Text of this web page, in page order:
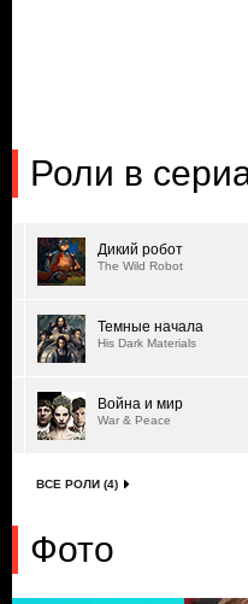
Роли в
Дикий робот
The Wild Robot
Темные начала
His Dark Materials
Война и мир
War & Peace
ВСЕ РОЛИ (4)
Фото